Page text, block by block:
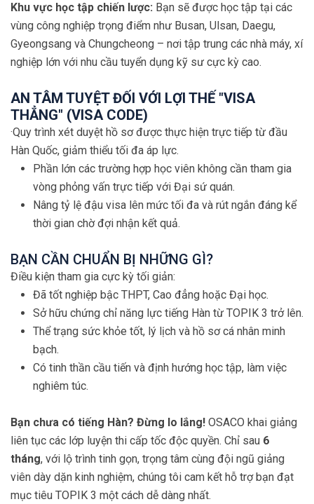
Khu vực học tập chiến lược: Bạn sẽ được học tập tại các
vùng công nghiệp trọng điểm như Busan, Ulsan, Daegu,
Gyeongsang và Chungcheong – nơi tập trung các nhà máy, xí
nghiệp lớn với nhu cầu tuyển dụng kỹ sư cực kỳ cao.
AN TÂM TUYỆT ĐỐI VỚI LỢI THẾ "VISA
THẲNG" (VISA CODE)
·Quy trình xét duyệt hồ sơ được thực hiện trực tiếp từ đầu
Hàn Quốc, giảm thiểu tối đa áp lực.
Phần lớn các trường hợp học viên không cần tham gia
vòng phỏng vấn trực tiếp với Đại sứ quán.
Nâng tỷ lệ đậu visa lên mức tối đa và rút ngắn đáng kể
thời gian chờ đợi nhận kết quả.
BẠN CẦN CHUẨN BỊ NHỮNG GÌ?
Điều kiện tham gia cực kỳ tối giản:
Đã tốt nghiệp bậc THPT, Cao đẳng hoặc Đại học.
Sở hữu chứng chỉ năng lực tiếng Hàn từ TOPIK 3 trở lên.
Thể trạng sức khỏe tốt, lý lịch và hồ sơ cá nhân minh
bạch.
Có tinh thần cầu tiến và định hướng học tập, làm việc
nghiêm túc.
Bạn chưa có tiếng Hàn? Đừng lo lắng! OSACO khai giảng
liên tục các lớp luyện thi cấp tốc độc quyền. Chỉ sau 6
tháng, với lộ trình tinh gọn, trọng tâm cùng đội ngũ giảng
viên dày dặn kinh nghiệm, chúng tôi cam kết hỗ trợ bạn đạt
mục tiêu TOPIK 3 một cách dễ dàng nhất.